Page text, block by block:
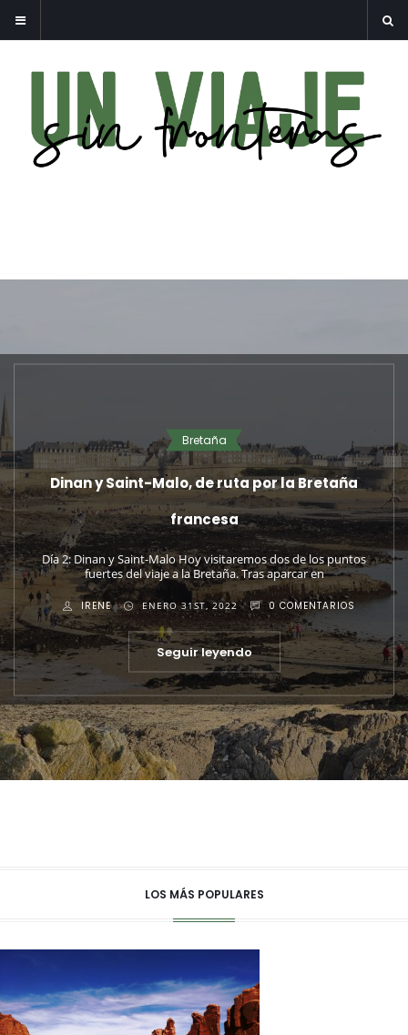
Hungría República Checa
Praga y Budapest en 9 días
Aprovechando el Puente de San Juan decidimos escaparnos a
Centroeuropa para realizar una ruta por las grandes capitales
imperiales de
IRENE SEPTIEMBRE 1ST, 2020 0 COMENTARIOS
Seguir leyendo
LOS MÁS POPULARES